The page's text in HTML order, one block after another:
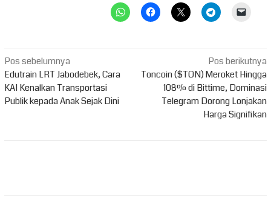
Navigasi
pos
Pos sebelumnya
Edutrain LRT Jabodebek, Cara
KAI Kenalkan Transportasi
Publik kepada Anak Sejak Dini
Pos berikutnya
Toncoin ($TON) Meroket Hingga
108% di Bittime, Dominasi
Telegram Dorong Lonjakan
Harga Signifikan